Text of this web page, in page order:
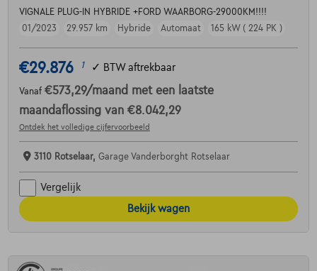
VIGNALE PLUG-IN HYBRIDE +FORD WAARBORG-29000KM!!!!
01/2023
29.957 km Hybride Automaat 165 kW ( 224 PK )
€29.876 1 ✓ BTW aftrekbaar
Vanaf €573,29/maand met een laatste
maandaflossing van €8.042,29
Ontdek het volledige cijfervoorbeeld
3110 Rotselaar, Garage Vanderborght Rotselaar
Vergelijk
Bekijk wagen